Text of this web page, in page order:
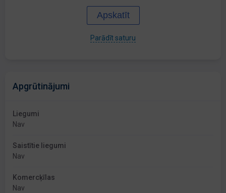
Apskatīt
Parādīt saturu
Apgrūtinājumi
Liegumi
Nav
Saistītie liegumi
Nav
Komercķīlas
Nav